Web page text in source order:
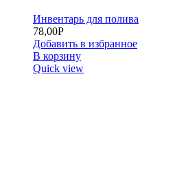
Инвентарь для полива
78,00Р
Добавить в избранное
В корзину
Quick view